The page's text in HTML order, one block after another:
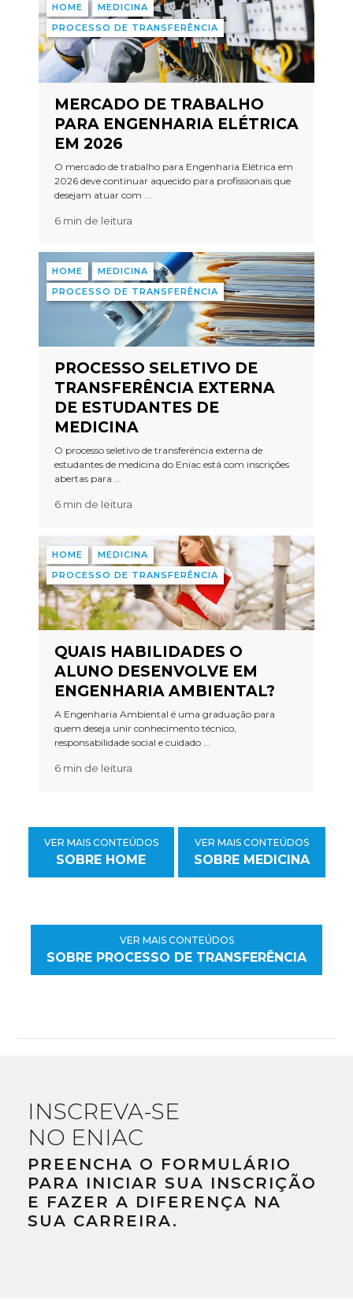
HOME
MEDICINA
PROCESSO DE TRANSFERÊNCIA
MERCADO DE TRABALHO
PARA ENGENHARIA ELÉTRICA
EM 2026
O mercado de trabalho para Engenharia Elétrica em
2026 deve continuar aquecido para profissionais que
desejam atuar com ...
6 min de leitura
HOME
MEDICINA
PROCESSO DE TRANSFERÊNCIA
PROCESSO SELETIVO DE
TRANSFERÊNCIA EXTERNA
DE ESTUDANTES DE
MEDICINA
O processo seletivo de transferência externa de
estudantes de medicina do Eniac está com inscrições
abertas para ...
6 min de leitura
HOME
MEDICINA
PROCESSO DE TRANSFERÊNCIA
QUAIS HABILIDADES O
ALUNO DESENVOLVE EM
ENGENHARIA AMBIENTAL?
A Engenharia Ambiental é uma graduação para
quem deseja unir conhecimento técnico,
responsabilidade social e cuidado ...
6 min de leitura
VER MAIS CONTEÚDOS
SOBRE HOME
VER MAIS CONTEÚDOS
SOBRE MEDICINA
VER MAIS CONTEÚDOS
SOBRE PROCESSO DE TRANSFERÊNCIA
INSCREVA-SE
NO ENIAC
PREENCHA O FORMULÁRIO
PARA INICIAR SUA INSCRIÇÃO
E FAZER A DIFERENÇA NA
SUA CARREIRA.